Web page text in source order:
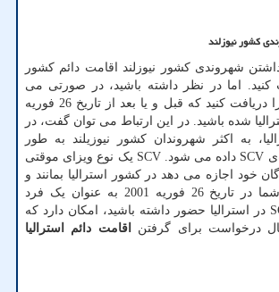
کشور نیوزلند
شهروندی کشور نیوزلند اقامت دائم کشور
کنید. اما در نظر داشته باشید، در صورتی می
توانید اقامت خود را دریافت کنید که قبل و یا بعد از تاریخ 26 فوریه
استرالیا شده باشید. در این ارتباط می توان گفت، در
به اکثر شهروندان کشور نیوزیلند به طور
SCV داده می شود.SCV یک نوع ویزای موقتی
خود اجازه می دهد در کشور استرالیا بمانند و
کار کنند. اگر که شما در تاریخ 26 فوریه 2001 به عنوان یک فرد
در استرالیا حضور داشته باشید، امکان دارد که
درخواست برای گرفتن
اقامت دائم استرالیا